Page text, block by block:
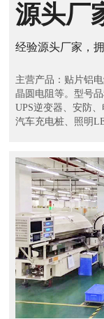
源头厂
经验源头厂家，
主营产品：贴片铝
晶圆电阻等。型号
UPS逆变器、安防
汽车充电桩、照明